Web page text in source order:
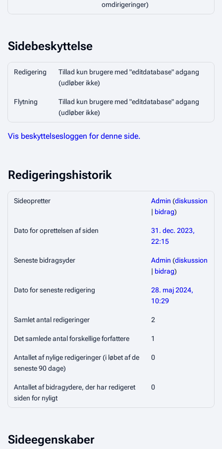
omdirigeringer)
Sidebeskyttelse
Redigering
Tillad kun brugere med "editdatabase" adgang
(udløber ikke)
Flytning
Tillad kun brugere med "editdatabase" adgang
(udløber ikke)
Vis beskyttelsesloggen for denne side.
Redigeringshistorik
Sideopretter Admin (diskussion
| bidrag)
Dato for oprettelsen af siden
31. dec. 2023,
22:15
Seneste bidragsyder Admin (diskussion
| bidrag)
Dato for seneste redigering
28. maj 2024,
10:29
Samlet antal redigeringer 2
Det samlede antal forskellige forfattere 1
Antallet af nylige redigeringer (i løbet af de
seneste 90 dage)
0
Antallet af bidragydere, der har redigeret
siden for nyligt
0
Sideegenskaber